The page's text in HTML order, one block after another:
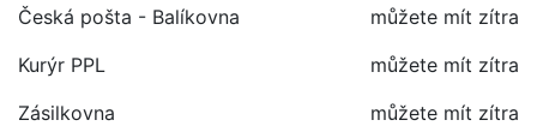
Česká pošta - Balíkovna
můžete mít zítra
Kurýr PPL
můžete mít zítra
Zásilkovna
můžete mít zítra